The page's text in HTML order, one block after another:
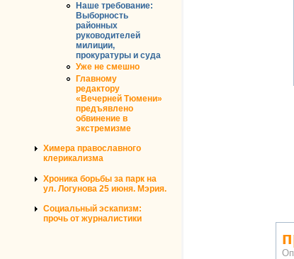
Наше требование:
Выборность
районных
руководителей
милиции,
прокуратуры и суда
Уже не смешно
Главному
редактору
«Вечерней Тюмени»
предъявлено
обвинение в
экстремизме
Химера православного
клерикализма
Хроника борьбы за парк на
ул. Логунова 25 июня. Мэрия.
Социальный эскапизм:
прочь от журналистики